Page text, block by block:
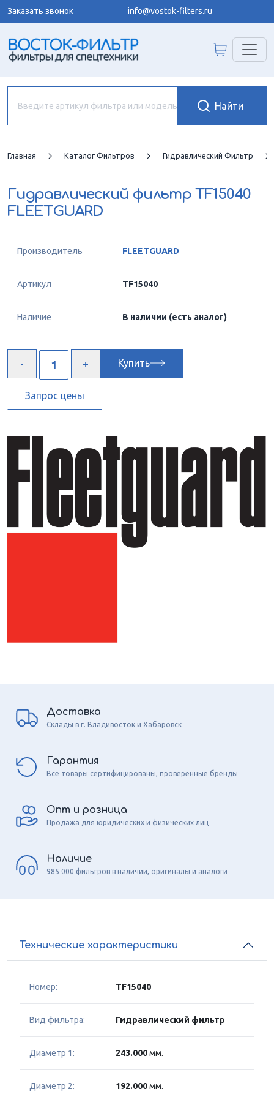
Заказать звонок info@vostok-filters.ru
Главная Каталог Фильтров Гидравлический Фильтр
Гидравлический фильтр TF15040
FLEETGUARD
Производитель FLEETGUARD
Артикул TF15040
Наличие В наличии (есть аналог)
Купить
Запрос цены
Доставка
Склады в г. Владивосток и Хабаровск
Гарантия
Все товары сертифицированы, проверенные бренды
Опт и розница
Продажа для юридических и физических лиц
Наличие
985 000 фильтров в наличии, оригиналы и аналоги
Технические характеристики
Номер: TF15040
Вид фильтра: Гидравлический фильтр
Диаметр 1: 243.000мм.
Диаметр 2: 192.000мм.